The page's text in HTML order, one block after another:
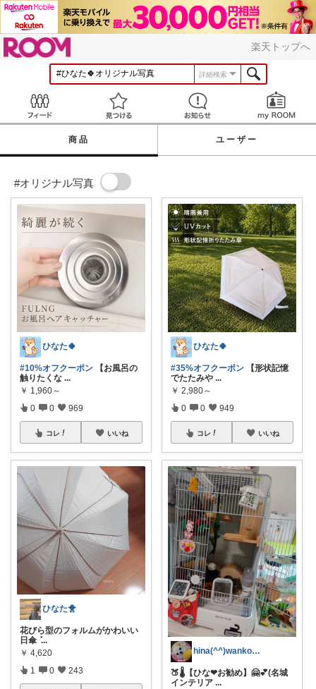
楽天トップへ
詳細検索
見つける お知らせ
商品 ユーザー
#オリジナル写真
ひなた🍀
#10%オフクーポン 【お風呂の
触りたくな ...
￥ 1,960～
0 0 969
コレ いいね
ひなた🐥
花びら型のフォルムがかわいい
日傘 ‎ܰ...
￥ 4,620
1 0 243
ひなた🍀
#35%オフクーポン 【形状記憶
でたたみや ...
￥ 2,980～
0 0 949
コレ いいね
hina(^^)wanko❤🤗🤭🥰
🍑🌡️【ひな❤お勧め】🤗💕(名城
インテリア ...